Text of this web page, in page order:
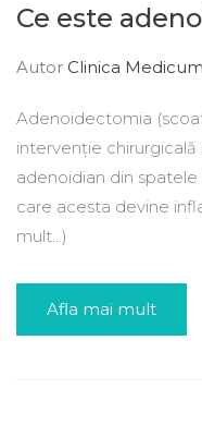
Ce este
Autor Clinica Medicum
Adenoidectomia
intervenție
adenoidian din
care acesta devine
mult…)
Afla mai mult